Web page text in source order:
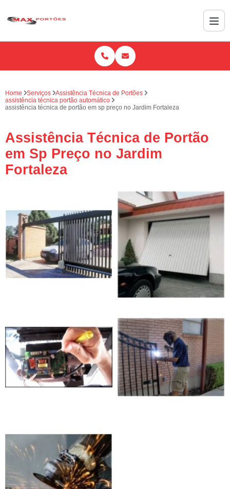
Home Serviços
Assistência Técnica de Portões
assistência técnica portão automático
assistência técnica de portão em sp preço no Jardim Fortaleza
Assistência Técnica de Portão
em Sp Preço no Jardim
Fortaleza